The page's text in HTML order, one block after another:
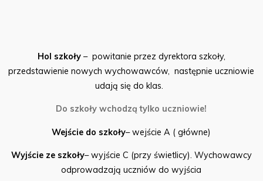
Hol szkoły – powitanie przez dyrektora szkoły,
przedstawienie nowych wychowawców, następnie uczniowie
udają się do klas.
Do szkoły wchodzą tylko uczniowie!
Wejście do szkoły– wejście A ( główne)
Wyjście ze szkoły– wyjście C (przy świetlicy). Wychowawcy
odprowadzają uczniów do wyjścia